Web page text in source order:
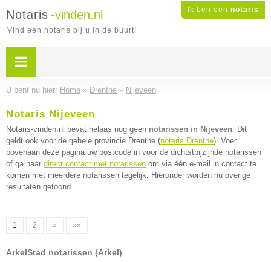
Ik ben een notaris
Notaris -vinden.nl
Vind een notaris bij u in de buurt!
U bent nu hier: Home » Drenthe » Nijeveen
Notaris Nijeveen
Notaris-vinden.nl bevat helaas nog geen notarissen in Nijeveen. Dit
geldt ook voor de gehele provincie Drenthe (notaris Drenthe). Voer
bovenaan deze pagina uw postcode in voor de dichtstbijzijnde notarissen
of ga naar direct contact met notarissen om via één e-mail in contact te
komen met meerdere notarissen tegelijk. Hieronder worden nu overige
resultaten getoond.
1 2 » »»
ArkelStad notarissen (Arkel)